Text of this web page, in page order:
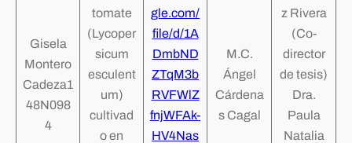
Gisela
Montero
Cadeza1
48N098
4
tomate
(Lycoper
sicum
esculent
um)
cultivad
o en
gle.com/
file/d/1A
DmbND
ZTqM3b
RVFWlZ
fnjWFAk-
HV4Nas
M.C.
Ángel
Cárdena
s Cagal
z Rivera
(Co-
director
de tesis)
Dra.
Paula
Natalia